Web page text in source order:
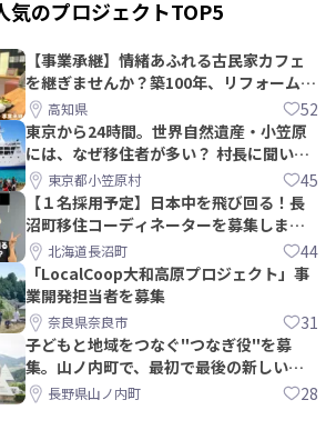
気のプロジェクトTOP5
【事業承継】情緒あふれる古民家カフェ
を継ぎませんか？築100年、リフォームか
ら約10年！
高知県 52
東京から24時間。世界自然遺産・小笠原
には、なぜ移住者が多い？ 村長に聞いて
みた東京都小笠原村 45
【１名採用予定】日本中を飛び回る！長
沼町移住コーディネーターを募集しま
す！北海道長沼町 44
「LocalCoop大和高原プロジェクト」事
業開発担当者を募集
奈良県奈良市 31
子どもと地域をつなぐ"つなぎ役"を募
集。山ノ内町で、最初で最後の新しい学
校づくりを一緒に
長野県山ノ内町 28